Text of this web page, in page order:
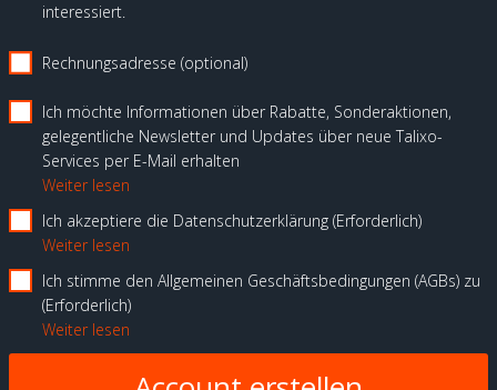
interessiert.
Rechnungsadresse (optional)
Ich möchte Informationen über Rabatte, Sonderaktionen,
gelegentliche Newsletter und Updates über neue Talixo-
Services per E-Mail erhalten
Weiter lesen
Ich akzeptiere die Datenschutzerklärung Erforderlich
Weiter lesen
Ich stimme den Allgemeinen Geschäftsbedingungen (AGBs) zu
Erforderlich
Weiter lesen